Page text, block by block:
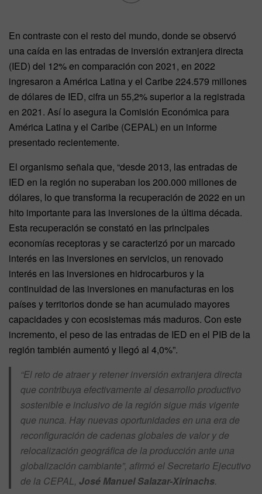
En contraste con el resto del mundo, donde se observó
una caída en las entradas de inversión extranjera directa
(IED) del 12% en comparación con 2021, en 2022
ingresaron a América Latina y el Caribe 224.579 millones
de dólares de IED, cifra un 55,2% superior a la registrada
en 2021. Así lo asegura la Comisión Económica para
América Latina y el Caribe (CEPAL) en un informe
presentado recientemente.
El organismo señala que, “desde 2013, las entradas de
IED en la región no superaban los 200.000 millones de
dólares, lo que transforma la recuperación de 2022 en un
hito importante para las inversiones de la última década.
Esta recuperación se constató en las principales
economías receptoras y se caracterizó por un marcado
interés en las inversiones en servicios, un renovado
interés en las inversiones en hidrocarburos y la
continuidad de las inversiones en manufacturas en los
países y territorios donde se han acumulado mayores
capacidades y con ecosistemas más maduros. Con este
incremento, el peso de las entradas de IED en el PIB de la
región también aumentó y llegó al 4,0%”.
“El reto de atraer y retener inversión extranjera directa
que contribuya efectivamente al desarrollo productivo
sostenible e inclusivo de la región sigue más vigente
que nunca. Hay nuevas oportunidades en una era de
reconfiguración de cadenas globales de valor y de
relocalización geográfica de la producción ante una
globalización cambiante”, afirmó el Secretario Ejecutivo
de la CEPAL, José Manuel Salazar-Xirinachs.